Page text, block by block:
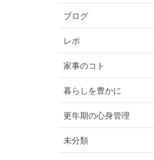
ブログ
レポ
家事のコト
暮らしを豊かに
更年期の心身管理
未分類